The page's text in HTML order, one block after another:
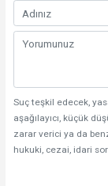
Suç teşkil edecek,
aşağılayıcı, küçük
zarar verici ya da
hukuki, cezai, idari